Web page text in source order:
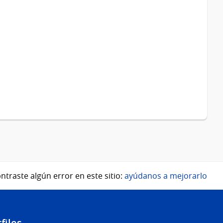
algún error en este sitio: ayúdanos a mejorarlo